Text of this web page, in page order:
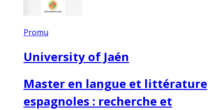
Promu
University of Jaén
Master en langue et littérature
espagnoles : recherche et